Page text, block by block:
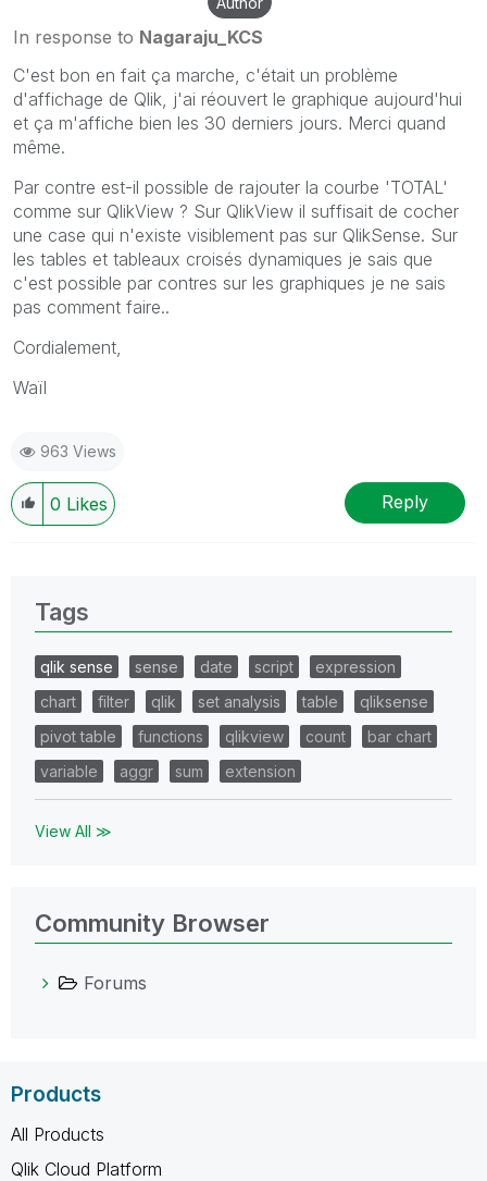
In response to Nagaraju_KCS
C'est bon en fait ça marche, c'était un problème
d'affichage de Qlik, j'ai réouvert le graphique aujourd'hui
et ça m'affiche bien les 30 derniers jours. Merci quand
même.
Par contre est-il possible de rajouter la courbe 'TOTAL'
comme sur QlikView ? Sur QlikView il suffisait de cocher
une case qui n'existe visiblement pas sur QlikSense. Sur
les tables et tableaux croisés dynamiques je sais que
c'est possible par contres sur les graphiques je ne sais
pas comment faire..
Cordialement,
Waïl
963 Views
0 Likes Reply
Tags
qlik sense sense date script
expression
chart
filter qlik set analysis table
qliksense
pivot table
functions qlikview count
bar chart
variable
aggr sum extension
View All ≫
Community Browser
Forums
Products
All Products
Qlik Cloud Platform